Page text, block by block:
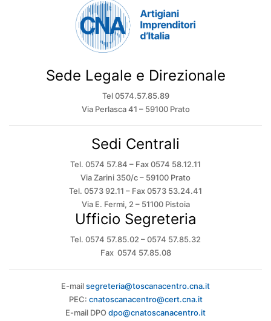
Sede Legale e Direzionale
Tel 0574.57.85.89
Via Perlasca 41 – 59100 Prato
Sedi Centrali
Tel. 0574 57.84 – Fax 0574 58.12.11
Via Zarini 350/c – 59100 Prato
Tel. 0573 92.11 – Fax 0573 53.24.41
Via E. Fermi, 2 – 51100 Pistoia
Ufficio Segreteria
Tel. 0574 57.85.02 – 0574 57.85.32
Fax 0574 57.85.08
E-mailsegreteria@toscanacentro.cna.it
PEC: cnatoscanacentro@cert.cna.it
E-mail DPOdpo@cnatoscanacentro.it